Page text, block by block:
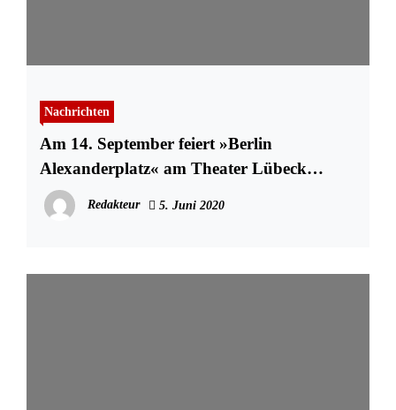
Nachrichten
Am 14. September feiert »Berlin
Alexanderplatz« am Theater Lübeck
Premiere
Redakteur 5. Juni 2020